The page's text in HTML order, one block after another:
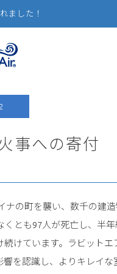
ました！
事への寄付
ナの町を襲い、数千の建
とも97人が死亡し、半年
けています。ラビットエ
を認識し、よりキレイな